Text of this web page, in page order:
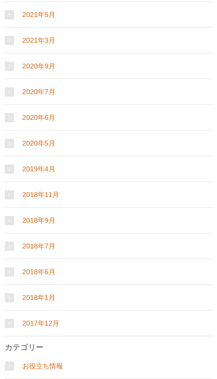
2021年5月
2021年3月
2020年9月
2020年7月
2020年6月
2020年5月
2019年4月
2018年11月
2018年9月
2018年7月
2018年6月
2018年1月
2017年12月
カテゴリー
お役立ち情報